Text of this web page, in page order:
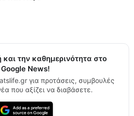
και την καθημερινότητα στο
Google News!
για προτάσεις, συμβουλές
που αξίζει να διαβάσετε.